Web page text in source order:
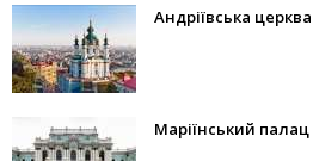
Андріївська церква
Маріїнський палац